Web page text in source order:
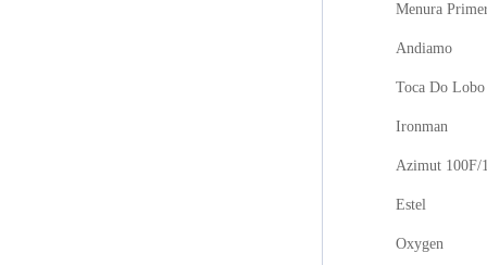
Menura
Andiamo
Toca Do Lobo
Ironman
Azimut 100F/
Estel
Oxygen